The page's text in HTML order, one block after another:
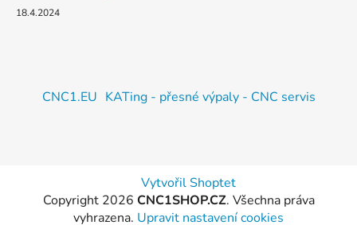
18.4.2024
CNC1.EU KATing - přesné výpaly - CNC servis
Vytvořil Shoptet
Copyright 2026 CNC1SHOP.CZ. Všechna práva
vyhrazena. Upravit nastavení cookies